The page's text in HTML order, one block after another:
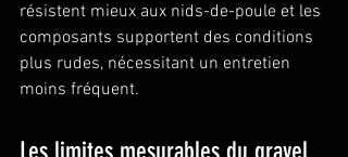
résistent mieux aux nids-de-poule et les
composants supportent des conditions
plus rudes, nécessitant un entretien
moins fréquent.